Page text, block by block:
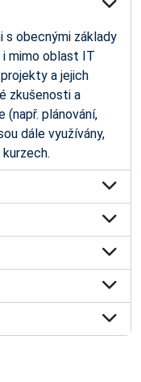
s obecnými základy
mimo oblast IT
a jejich
zkušenosti a
plánování,
dále využívány,